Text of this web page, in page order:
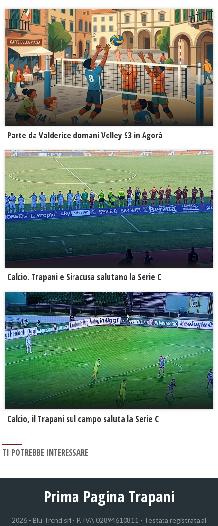
Parte da Valderice domani Volley S3 in Agorà
Calcio. Trapani e Siracusa salutano la Serie C
Calcio, il Trapani sul campo saluta la Serie C
TI POTREBBE INTERESSARE
Prima Pagina Trapani
2026 - Blu Trend srl - P. IVA 02894610811 - Testata registrata al